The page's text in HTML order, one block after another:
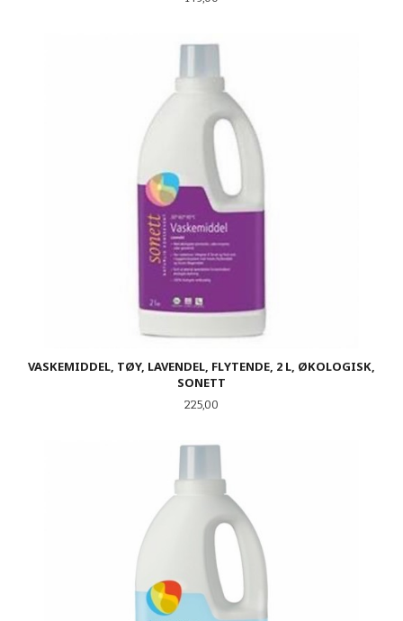
VASKEMIDDEL, TØY, LAVENDEL, FLYTENDE, 2 L, ØKOLOGISK,
SONETT
Pris
225,00